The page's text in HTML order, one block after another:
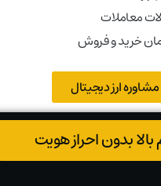
معاملات
خرید و فروش
مشاوره ارز دیجیتال
بدون احراز هویت